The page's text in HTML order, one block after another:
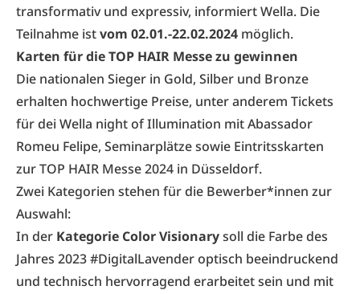
transformativ und expressiv, informiert Wella. Die
Teilnahme istvom 02.01.-22.02.2024 möglich.
Karten für die TOP HAIR Messe zu gewinnen
Die nationalen Sieger in Gold, Silber und Bronze
erhalten hochwertige Preise, unter anderem Tickets
für dei Wella night of Illumination mit Abassador
Romeu Felipe, Seminarplätze sowie Eintritsskarten
zur TOP HAIR Messe 2024 in Düsseldorf.
Zwei Kategorien stehen für die Bewerber*innen zur
Auswahl:
In der Kategorie Color Visionarysoll die Farbe des
Jahres 2023 #DigitalLavender optisch beeindruckend
und technisch hervorragend erarbeitet sein und mit